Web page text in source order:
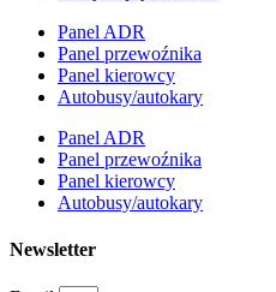
Panel ADR
Panel przewoźnika
Panel kierowcy
Autobusy/autokary
Panel ADR
Panel przewoźnika
Panel kierowcy
Autobusy/autokary
Newsletter